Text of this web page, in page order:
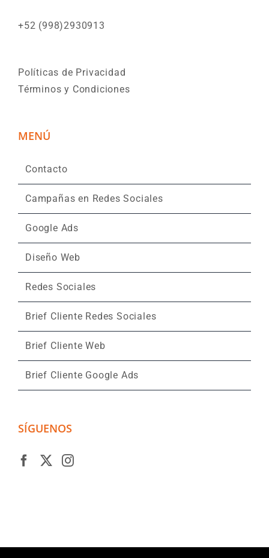
+52 (998)2930913
Políticas de Privacidad
Términos y Condiciones
MENÚ
Contacto
Campañas en Redes Sociales
Google Ads
Diseño Web
Redes Sociales
Brief Cliente Redes Sociales
Brief Cliente Web
Brief Cliente Google Ads
SÍGUENOS